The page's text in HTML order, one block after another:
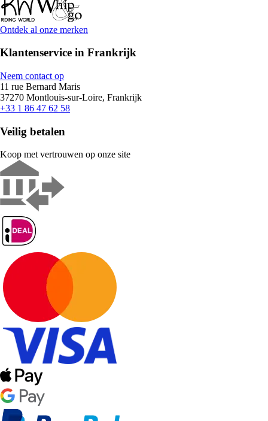
Ontdek al onze merken
Klantenservice in Frankrijk
Neem contact op
11 rue Bernard Maris
37270 Montlouis-sur-Loire, Frankrijk
+33 1 86 47 62 58
Veilig betalen
Koop met vertrouwen op onze site